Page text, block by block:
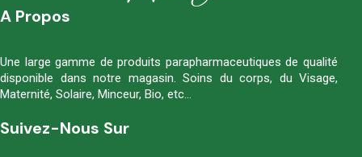
A Propos
Une large gamme de produits parapharmaceutiques de qualité
disponible dans notre magasin. Soins du corps, du Visage,
Maternité, Solaire, Minceur, Bio, etc…
Suivez-Nous Sur